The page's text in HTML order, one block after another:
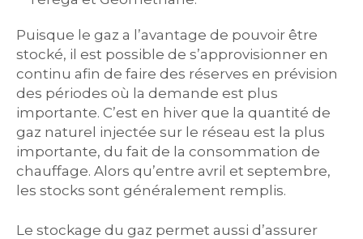
Puisque le gaz a l’avantage de pouvoir être
stocké, il est possible de s’approvisionner en
continu afin de faire des réserves en prévision
des périodes où la demande est plus
importante. C’est en hiver que la quantité de
gaz naturel injectée sur le réseau est la plus
importante, du fait de la consommation de
chauffage. Alors qu’entre avril et septembre,
les stocks sont généralement remplis.
Le stockage du gaz permet aussi d’assurer